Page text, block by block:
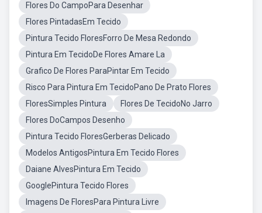
Flores Do CampoPara Desenhar
Flores PintadasEm Tecido
Pintura Tecido FloresForro De Mesa Redondo
Pintura Em TecidoDe Flores Amare La
Grafico De Flores ParaPintar Em Tecido
Risco Para Pintura Em TecidoPano De Prato Flores
FloresSimples Pintura
Flores De TecidoNo Jarro
Flores DoCampos Desenho
Pintura Tecido FloresGerberas Delicado
Modelos AntigosPintura Em Tecido Flores
Daiane AlvesPintura Em Tecido
GooglePintura Tecido Flores
Imagens De FloresPara Pintura Livre